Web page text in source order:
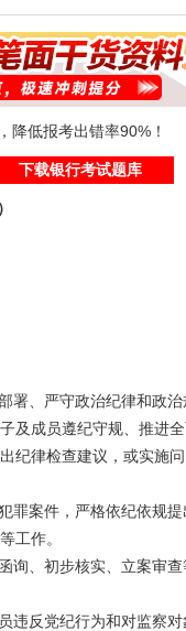
降低报考出错率90%！
下载银行考试题库
署、严守政治纪律和政治
及成员遵纪守规、推进
纪律检查建议，或实施问
案件，严格依纪依规提
工作。
询、初步核实、立案审查
反党纪行为和对监察对